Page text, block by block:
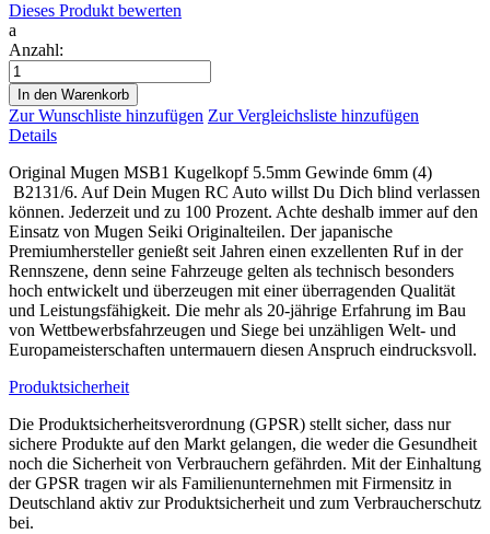
Dieses Produkt bewerten
a
Anzahl:
In den Warenkorb
Zur Wunschliste hinzufügen Zur Vergleichsliste hinzufügen
Details
Original Mugen MSB1 Kugelkopf 5.5mm Gewinde 6mm (4)
B2131/6. Auf Dein Mugen RC Auto willst Du Dich blind verlassen
können. Jederzeit und zu 100 Prozent. Achte deshalb immer auf den
Einsatz von Mugen Seiki Originalteilen. Der japanische
Premiumhersteller genießt seit Jahren einen exzellenten Ruf in der
Rennszene, denn seine Fahrzeuge gelten als technisch besonders
hoch entwickelt und überzeugen mit einer überragenden Qualität
und Leistungsfähigkeit. Die mehr als 20-jährige Erfahrung im Bau
von Wettbewerbsfahrzeugen und Siege bei unzähligen Welt- und
Europameisterschaften untermauern diesen Anspruch eindrucksvoll.
Produktsicherheit
Die Produktsicherheitsverordnung (GPSR) stellt sicher, dass nur
sichere Produkte auf den Markt gelangen, die weder die Gesundheit
noch die Sicherheit von Verbrauchern gefährden. Mit der Einhaltung
der GPSR tragen wir als Familienunternehmen mit Firmensitz in
Deutschland aktiv zur Produktsicherheit und zum Verbraucherschutz
bei.